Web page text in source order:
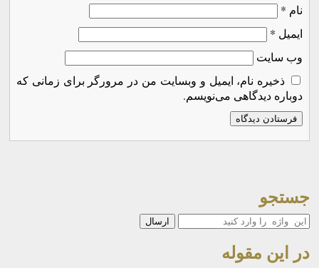
نام *
ایمیل *
وب‌ سایت
ذخیره نام، ایمیل و وبسایت من در مرورگر برای زمانی که
دوباره دیدگاهی می‌نویسم.
جستجو
جستجو
در این مقوله